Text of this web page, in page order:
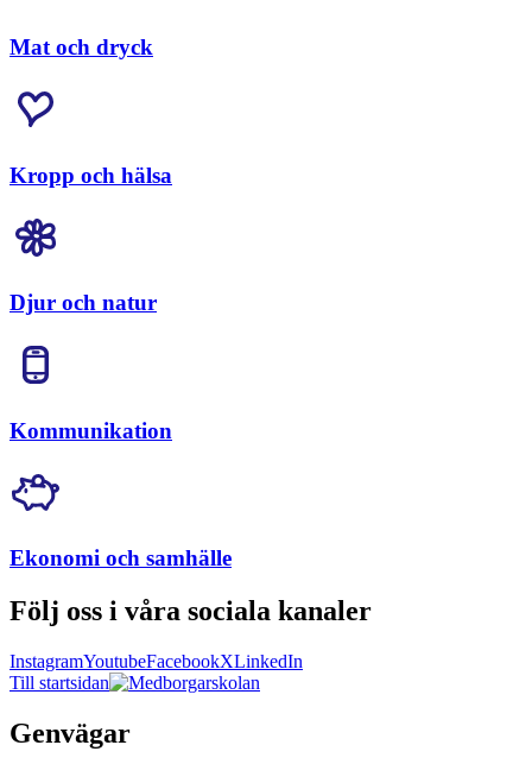
Mat och dryck
Kropp och hälsa
Djur och natur
Kommunikation
Ekonomi och samhälle
Följ oss i våra sociala kanaler
InstagramYoutubeFacebookXLinkedIn
Till startsidan
Genvägar